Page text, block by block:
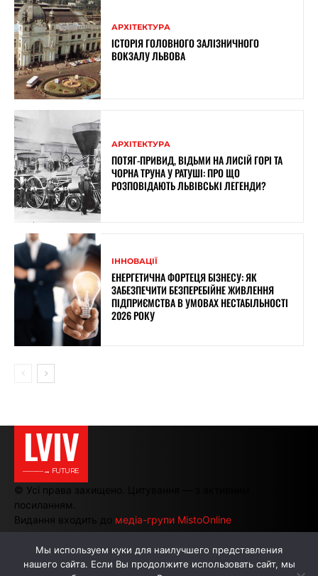
АРХІТЕКТУРА
ІСТОРІЯ ГОЛОВНОГО ЗАЛІЗНИЧНОГО
ВОКЗАЛУ ЛЬВОВА
АРХІТЕКТУРА
ПОТЯГ-ПРИВИД, ВІДЬМИ НА ЛИСІЙ ГОРІ ТА
ЧОРНА ТРУНА У РАТУШІ: ПРО ЩО
РОЗПОВІДАЮТЬ ЛЬВІВСЬКІ ЛЕГЕНДИ?
ІННОВАЦІЇ
ЕНЕРГЕТИЧНА ФОРТЕЦЯ БІЗНЕСУ: ЯК
ЗАБЕЗПЕЧИТИ БЕЗПЕРЕБІЙНЕ ЖИВЛЕННЯ
ПІДПРИЄМСТВА В УМОВАХ НЕСТАБІЛЬНОСТІ
2026 РОКУ
LVIV
———→ FUTURE
© Усі права захищено. Цитування — з активним
посиланням.
Видання входить до медіа-групи MistoOnline
АВТОРИ РЕКЛАМА НА САЙТІ
Мы используем куки для наилучшего представления
нашего сайта. Если Вы продолжите использовать сайт, мы